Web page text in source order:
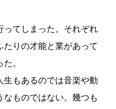
ってしまった。それぞれ
りの才能と業があって
。
生もあるのでは音楽や動
ものではない。幾つも